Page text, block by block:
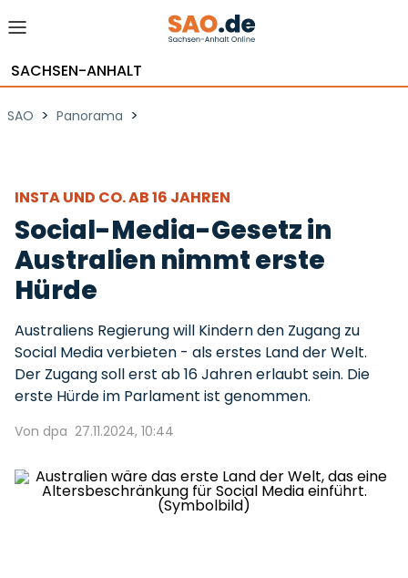
SACHSEN-ANHALT
SAO > Panorama >
INSTA UND CO. AB 16 JAHREN
Social-Media-Gesetz in
Australien nimmt erste
Hürde
Australiens Regierung will Kindern den Zugang zu
Social Media verbieten - als erstes Land der Welt.
Der Zugang soll erst ab 16 Jahren erlaubt sein. Die
erste Hürde im Parlament ist genommen.
Von dpa 27.11.2024, 10:44